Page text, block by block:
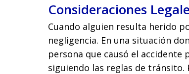
Consideraciones
Cuando alguien resulta herido
negligencia. En una situación
persona que causó el
siguiendo las reglas de tránsito.